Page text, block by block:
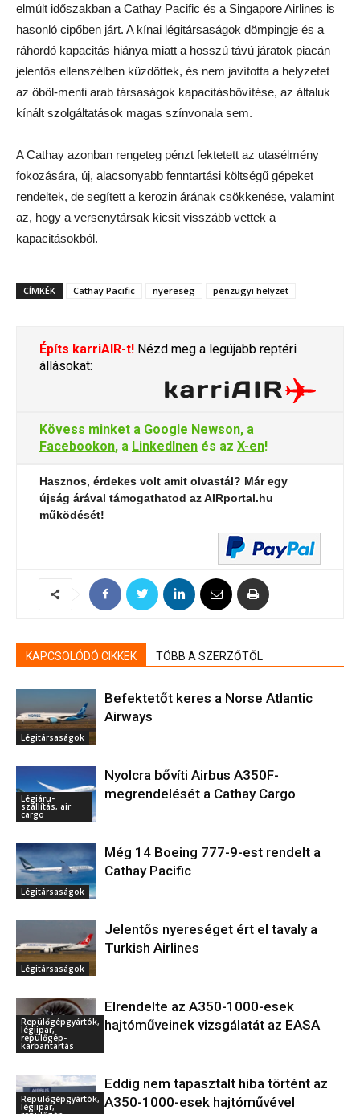
elmúlt időszakban a Cathay Pacific és a Singapore Airlines is
hasonló cipőben járt. A kínai légitársaságok dömpingje és a
ráhordó kapacitás hiánya miatt a hosszú távú járatok piacán
jelentős ellenszélben küzdöttek, és nem javította a helyzetet
az öböl-menti arab társaságok kapacitásbővítése, az általuk
kínált szolgáltatások magas színvonala sem.
A Cathay azonban rengeteg pénzt fektetett az utasélmény
fokozására, új, alacsonyabb fenntartási költségű gépeket
rendeltek, de segített a kerozin árának csökkenése, valamint
az, hogy a versenytársak kicsit visszább vettek a
kapacitásokból.
CÍMKÉK Cathay Pacific nyereség pénzügyi helyzet
Építs karriAIR-t! Nézd meg a legújabb reptéri
állásokat:
Kövess minket a Google Newson, a
Facebookon, a LinkedInen és az X-en!
Hasznos, érdekes volt amit olvastál? Már egy
újság árával támogathatod az AIRportal.hu
működését!
KAPCSOLÓDÓ CIKKEK TÖBB A SZERZŐTŐL
Légitársaságok
Befektetőt keres a Norse Atlantic
Airways
Légiáru-
szállítás, air
cargo
Nyolcra bővíti Airbus A350F-
megrendelését a Cathay Cargo
Légitársaságok
Még 14 Boeing 777-9-est rendelt a
Cathay Pacific
Légitársaságok
Jelentős nyereséget ért el tavaly a
Turkish Airlines
Repülőgépgyártók,
légiipar,
repülőgép-
karbantartás
Elrendelte az A350-1000-esek
hajtóműveinek vizsgálatát az EASA
Repülőgépgyártók,
légiipar,
Eddig nem tapasztalt hiba történt az
A350-1000-esek hajtóművével